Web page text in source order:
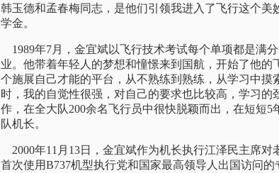
韩玉德和孟春梅同志，是他们引领我进入了飞行这个
学金。
1989年7月，金宜斌以飞行技术考试每个单项都是满
业。他带着年轻人的梦想和憧憬来到国航，开始了他
个施展自己才能的平台，从不熟练到熟练，从学习中
时，我的自觉性很强，对自己的要求也比较高，学习
作，在全大队200余名飞行员中很快脱颖而出，在短短
队机长。
2000年11月13日，金宜斌作为机长执行江泽民主席
首次使用B737机型执行党和国家最高领导人出国访问